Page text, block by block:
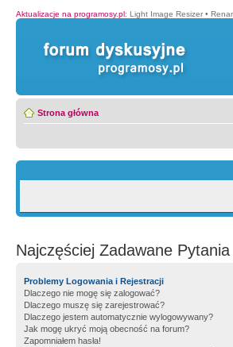
Aktualizacje na programosy.pl: Light Image Resizer •
Strona główna
Najczęściej Zadawane Pytania
Problemy Logowania i Rejestracji
Dlaczego nie mogę się zalogować?
Dlaczego muszę się zarejestrować?
Dlaczego jestem automatycznie wylogowywany?
Jak mogę ukryć moją obecność na forum?
Zapomniałem hasła!